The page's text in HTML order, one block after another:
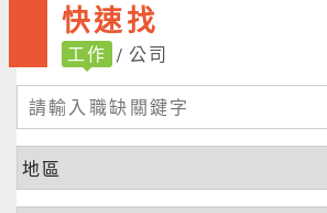
快速找
工作 公司